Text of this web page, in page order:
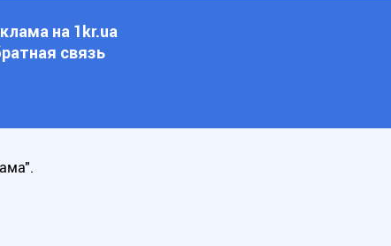
на 1kr.ua
связь